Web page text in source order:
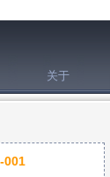
关于
001